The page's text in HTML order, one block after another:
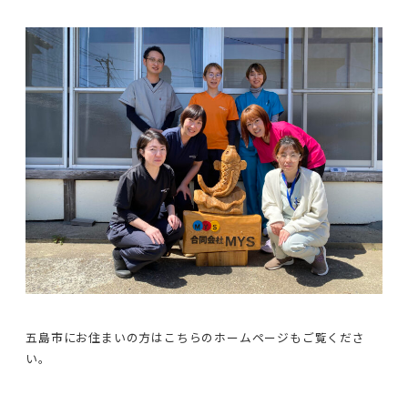
五島市にお住まいの方はこちらのホームページもご覧くださ
い。